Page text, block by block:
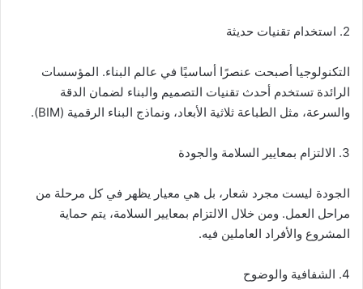
2. استخدام تقنيات حديثة
التكنولوجيا أصبحت عنصرًا أساسيًا في عالم البناء. المؤسسات
الرائدة تستخدم أحدث تقنيات التصميم والبناء لضمان الدقة
والسرعة، مثل الطباعة ثلاثية الأبعاد، ونماذج البناء الرقمية (BIM).
3. الالتزام بمعايير السلامة والجودة
الجودة ليست مجرد شعار، بل هي معيار يظهر في كل مرحلة من
مراحل العمل. ومن خلال الالتزام بمعايير السلامة، يتم حماية
المشروع والأفراد العاملين فيه.
4. الشفافية والوضوح